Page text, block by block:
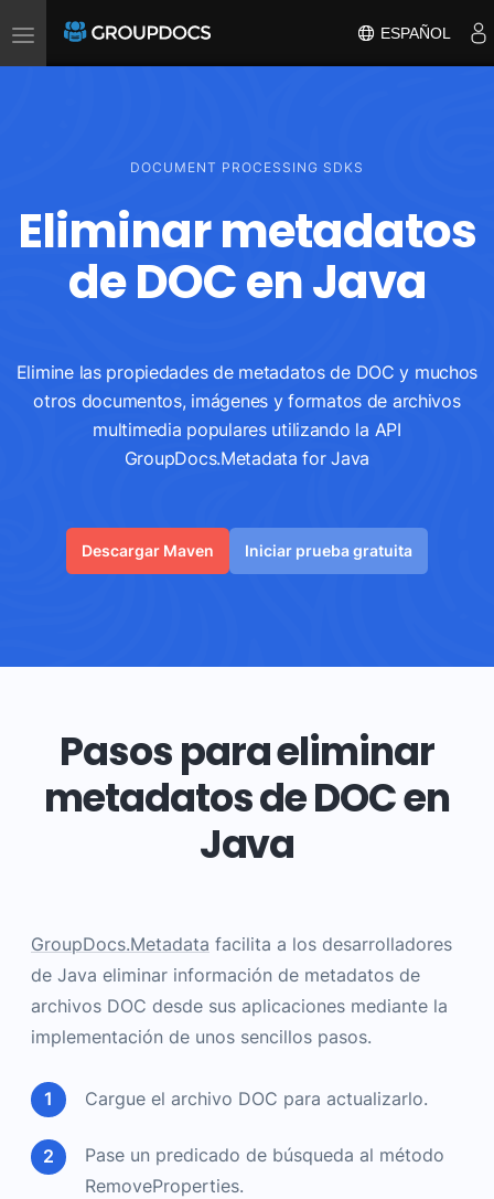
Toggle
navigation
ESPAÑOL
DOCUMENT PROCESSING SDKS
Eliminar metadatos
de DOC en Java
Elimine las propiedades de metadatos de DOC y muchos
otros documentos, imágenes y formatos de archivos
multimedia populares utilizando la API
GroupDocs.Metadata for Java
Descargar Maven Iniciar prueba gratuita
Pasos para eliminar
metadatos de DOC en
Java
GroupDocs.Metadata facilita a los desarrolladores
de Java eliminar información de metadatos de
archivos DOC desde sus aplicaciones mediante la
implementación de unos sencillos pasos.
Cargue el archivo DOC para actualizarlo.
Pase un predicado de búsqueda al método
RemoveProperties.